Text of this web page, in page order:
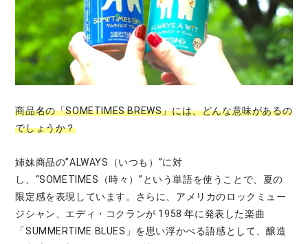
商品名の「SOMETIMES BREWS」には、どんな意味があるの
でしょうか？
姉妹商品の”ALWAYS（いつも）”に対
し、“SOMETIMES（時々）”という単語を使うことで、夏の
限定感を表現しています。さらに、アメリカのロックミュー
ジシャン、エディ・コクランが 1958 年に発表した楽曲
「SUMMERTIME BLUES」を思い浮かべる語感として、醸造